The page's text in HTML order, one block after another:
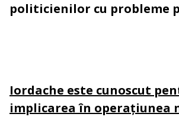
politicienilor cu probleme
Iordache este cunoscut
implicarea în operațiunea